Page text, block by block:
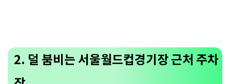
2. 덜 붐비는 서울월드컵경기장 근처 주차